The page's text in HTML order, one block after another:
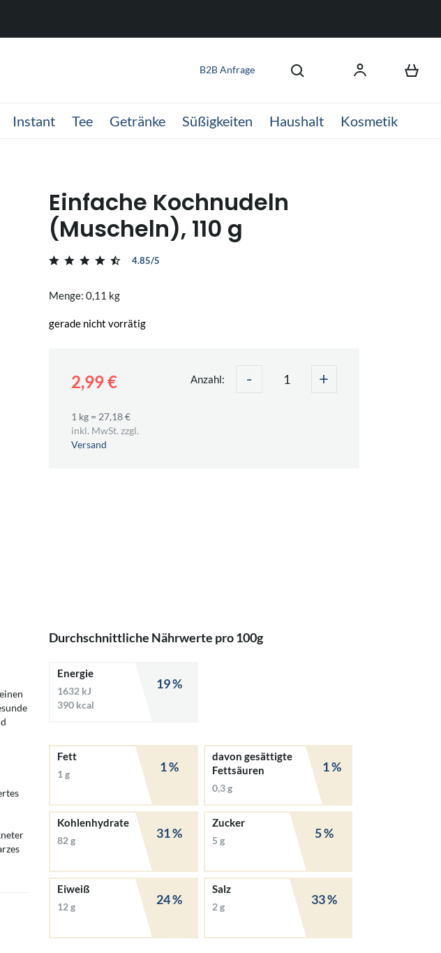
B2B Anfrage
Instant Tee Getränke Süßigkeiten Haushalt Kosmetik
Einfache Kochnudeln
(Muscheln), 110 g
4.85/5
Menge: 0,11 kg
gerade nicht vorrätig
2,99 € Anzahl: - +
1 kg = 27,18 €
inkl. MwSt. zzgl.
Versand
Durchschnittliche Nährwerte pro 100g
Energie
1632 kJ
390 kcal
19 %
Fett
1 g 1 %
davon gesättigte
Fettsäuren
0,3 g
1 %
Kohlenhydrate
82 g 31 %
Zucker
5 g 5 %
Eiweiß
12 g 24 %
Salz
2 g 33 %